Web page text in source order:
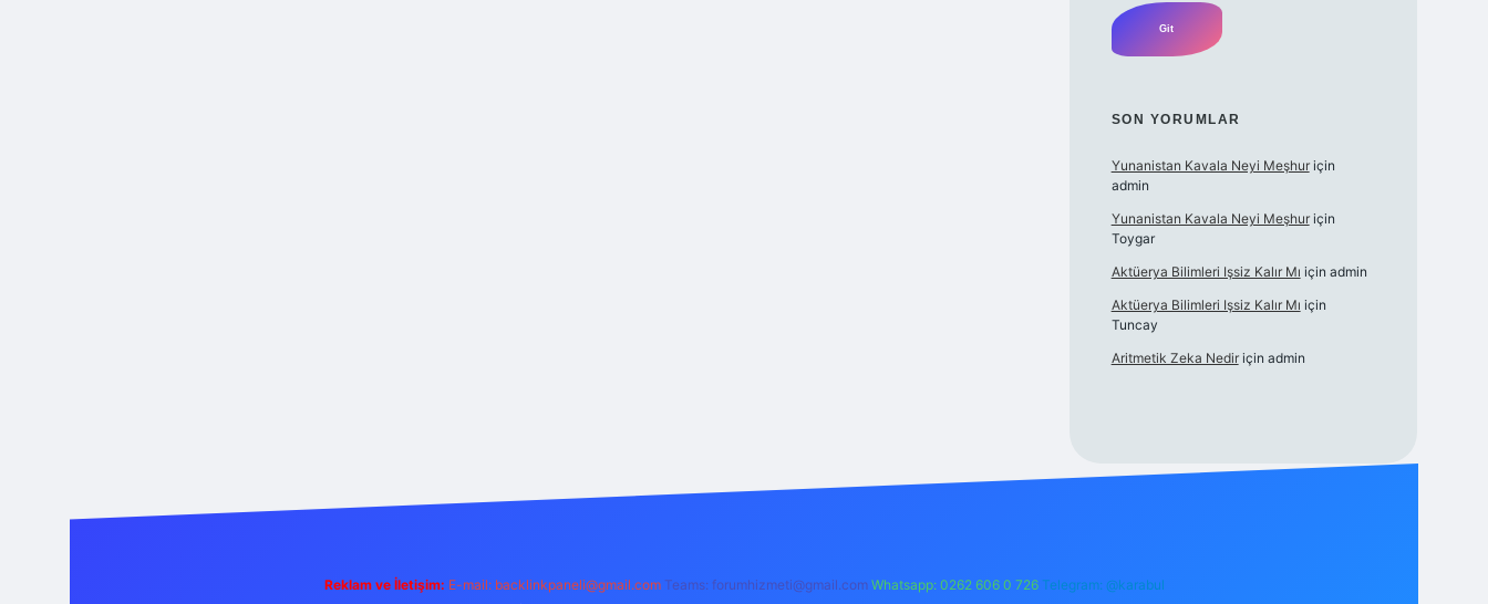
SON YORUMLAR
Yunanistan Kavala Neyi Meşhuriçin
admin
Yunanistan Kavala Neyi Meşhuriçin
Toygar
Aktüerya Bilimleri Işsiz Kalır Mı için admin
Aktüerya Bilimleri Işsiz Kalır Mı için
Tuncay
Aritmetik Zeka Nediriçin admin
Reklam ve İletişim: E-mail: backlinkpaneli@gmail.com Teams: forumhizmeti@gmail.com Whatsapp: 0262 606 0 726 Telegram: @karabul